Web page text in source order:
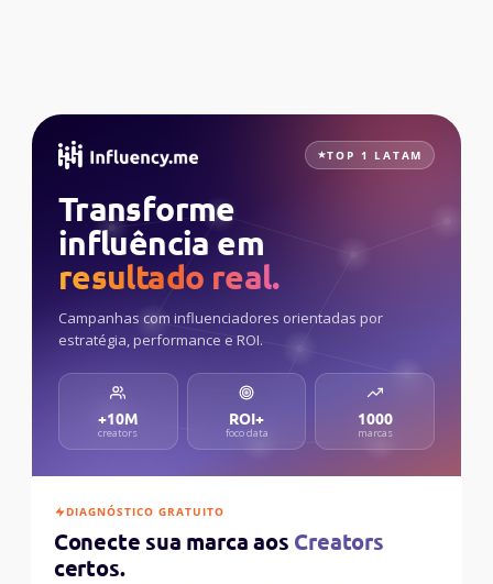
TOP 1 LATAM
Transforme
influência em
resultado real.
Campanhas com influenciadores orientadas por
estratégia, performance e ROI.
+10M
creators
ROI+
foco data
1000
marcas
DIAGNÓSTICO GRATUITO
Conecte sua marca aos Creators
certos.